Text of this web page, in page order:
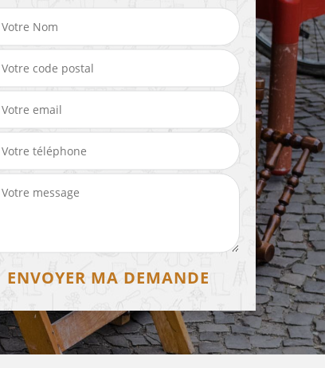
Brocanteur 86